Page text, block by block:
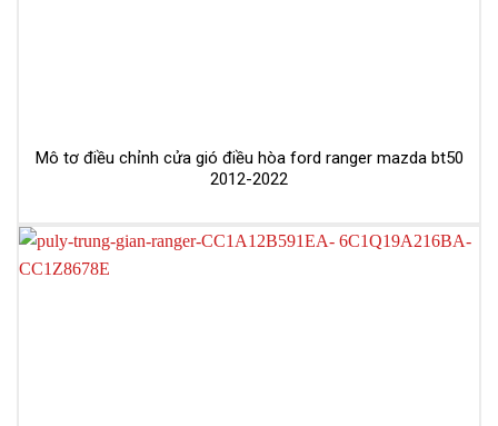
Mô tơ điều chỉnh cửa gió điều hòa ford ranger mazda bt50
2012-2022